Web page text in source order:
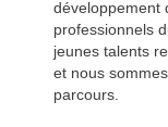
développement
professionnels
jeunes talents
et nous
parcours.